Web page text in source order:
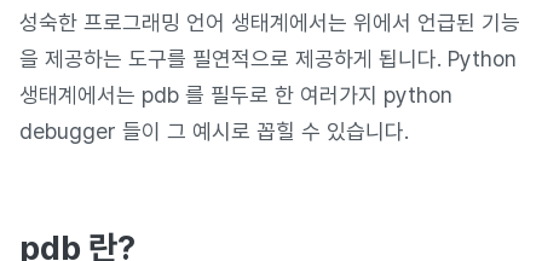
성숙한 프로그래밍 언어 생태계에서는 위에서 언급된 기능
을 제공하는 도구를 필연적으로 제공하게 됩니다. Python
생태계에서는 pdb 를 필두로 한 여러가지 python
debugger 들이 그 예시로 꼽힐 수 있습니다.
pdb 란?